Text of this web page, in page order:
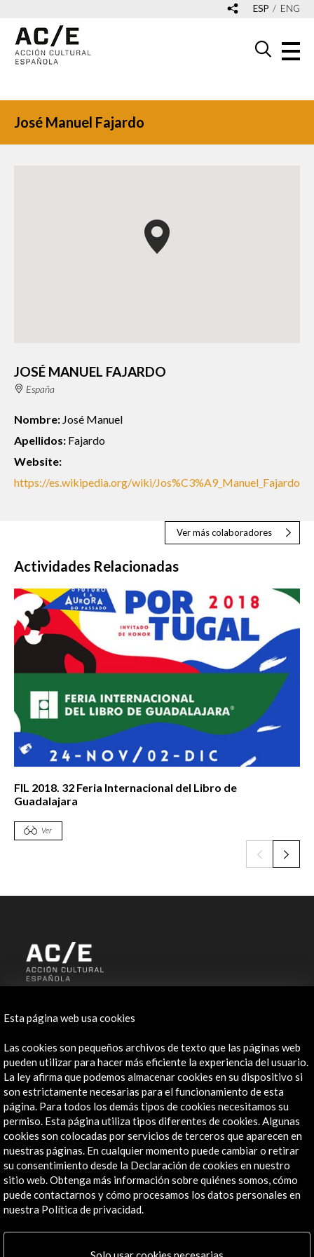
ESP ENG
José Manuel Fajardo
JOSÉ MANUEL FAJARDO
España
Nombre: José Manuel
Apellidos: Fajardo
Website:
https://es.wikipedia.org/wiki/Jos%C3%A9_Manuel_Fajardo
Ver más colaboradores
Actividades Relacionadas
FIL 2018. 32 Feria Internacional del Libro de
Guadalajara
Ver
AC/E
Contacta
info@accioncultural.es
+34 91 700 4000
José Abascal, 4 - 4º
28003 Madrid, España
Canales de contacto
Explora
Esta página web usa cookies
Las cookies son pequeños archivos de texto que las páginas web
pueden utilizar para hacer más eficiente la experiencia del usuario.
La ley afirma que podemos almacenar cookies en su dispositivo si
son estrictamente necesarias para el funcionamiento de esta
página. Para todos los demás tipos de cookies necesitamos su
permiso. Esta página utiliza tipos diferentes de cookies. Algunas
cookies son colocadas por servicios de terceros que aparecen en
nuestras páginas. En cualquier momento puede cambiar o retirar
su consentimiento desde la Declaración de cookies en nuestro
sitio web. Obtenga más información sobre quiénes somos, cómo
puede contactarnos y cómo procesamos los datos personales en
nuestra Política de privacidad.